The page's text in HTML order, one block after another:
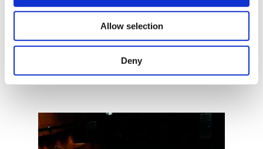
Allow selection
Deny
GeöffnetSchließt um 17:00 Uhr
Erleben Sie die Vielfalt der Natur und lernen Sie
Naturschutzgebieten